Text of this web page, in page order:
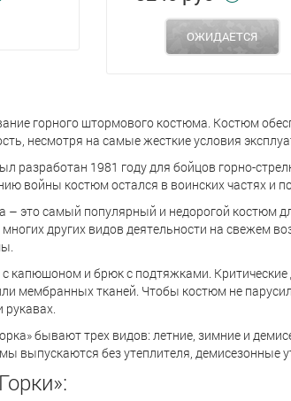
ОЖИДАЕТСЯ
горного штормового костюма. Костюм
несмотря на самые жесткие условия
разработан 1981 году для бойцов горно-
войны костюм остался в воинских частях и
– это самый популярный и недорогой костюм
многих других видов деятельности на свежем
капюшоном и брюк с подтяжками. Критические
мембранных тканей. Чтобы костюм не
рукавах.
бывают трех видов: летние, зимние и
выпускаются без утеплителя, демисезонные